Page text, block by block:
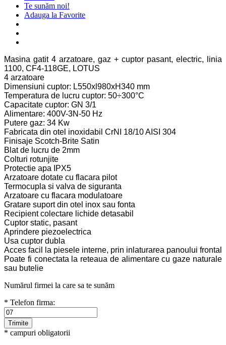
Te sunăm noi!
Adauga la Favorite
Masina gatit 4 arzatoare, gaz + cuptor pasant, electric, linia
1100, CF4-118GE, LOTUS
4 arzatoare
Dimensiuni cuptor: L550xl980xH340 mm
Temperatura de lucru cuptor: 50÷300°C
Capacitate cuptor: GN 3/1
Alimentare: 400V-3N-50 Hz
Putere gaz: 34 Kw
Fabricata din otel inoxidabil CrNI 18/10 AISI 304
Finisaje Scotch-Brite Satin
Blat de lucru de 2mm
Colturi rotunjite
Protectie apa IPX5
Arzatoare dotate cu flacara pilot
Termocupla si valva de siguranta
Arzatoare cu flacara modulatoare
Gratare suport din otel inox sau fonta
Recipient colectare lichide detasabil
Cuptor static, pasant
Aprindere piezoelectrica
Usa cuptor dubla
Acces facil la piesele interne, prin inlaturarea panoului frontal
Poate fi conectata la reteaua de alimentare cu gaze naturale
sau butelie
Numărul firmei la care sa te sunăm
* Telefon firma:
* campuri obligatorii